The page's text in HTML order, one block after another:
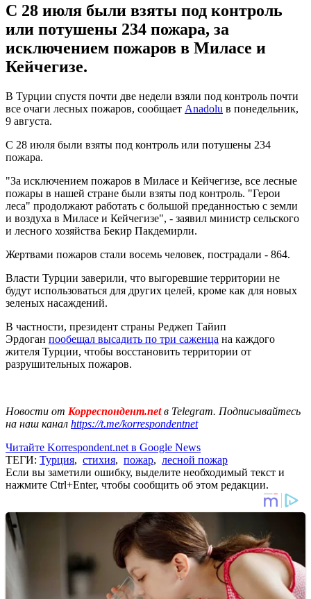
С 28 июля были взяты под контроль
или потушены 234 пожара, за
исключением пожаров в Миласе и
Кейчегизе.
В Турции спустя почти две недели взяли под контроль почти
все очаги лесных пожаров, сообщает Anadolu в понедельник,
9 августа.
С 28 июля были взяты под контроль или потушены 234
пожара.
"За исключением пожаров в Миласе и Кейчегизе, все лесные
пожары в нашей стране были взяты под контроль. "Герои
леса" продолжают работать с большой преданностью с земли
и воздуха в Миласе и Кейчегизе", - заявил министр сельского
и лесного хозяйства Бекир Пакдемирли.
Жертвами пожаров стали восемь человек, пострадали - 864.
Власти Турции заверили, что выгоревшие территории не
будут использоваться для других целей, кроме как для новых
зеленых насаждений.
В частности, президент страны Реджеп Тайип
Эрдоган пообещал высадить по три саженца на каждого
жителя Турции, чтобы восстановить территории от
разрушительных пожаров.
Новости от Корреспондент.netв Telegram. Подписывайтесь
на наш канал https://t.me/korrespondentnet
Читайте Korrespondent.net в Google News
ТЕГИ: Турция, стихия, пожар, лесной пожар
Если вы заметили ошибку, выделите необходимый текст и
нажмите Ctrl+Enter, чтобы сообщить об этом редакции.